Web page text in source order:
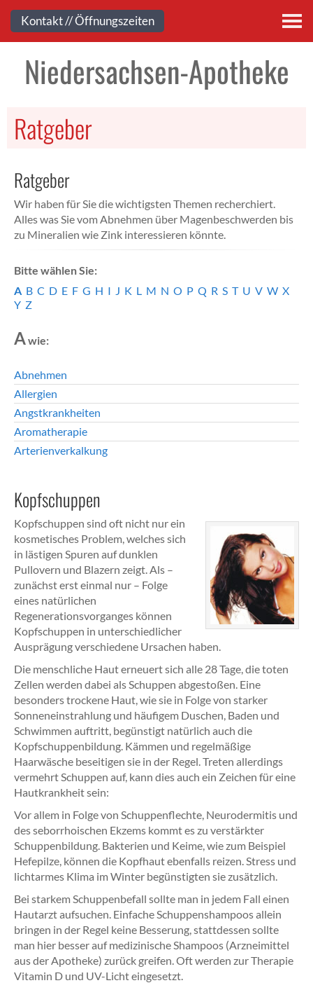
Kontakt
Niedersachsen-Apotheke
Ratgeber
Ratgeber
Wir haben für Sie die wichtigsten Themen recherchiert.
Alles was Sie vom Abnehmen über Magenbeschwerden bis
zu Mineralien wie Zink interessieren könnte.
Bitte wählen Sie:
A B C D E F G H I J K L M N O P Q R S T U V W X
Y Z
Awie:
Abnehmen
Allergien
Angstkrankheiten
Aromatherapie
Arterienverkalkung
Kopfschuppen
Kopfschuppen sind oft nicht nur ein
kosmetisches Problem, welches sich
in lästigen Spuren auf dunklen
Pullovern und Blazern zeigt. Als –
zunächst erst einmal nur – Folge
eines natürlichen
Regenerationsvorganges können
Kopfschuppen in unterschiedlicher
Ausprägung verschiedene Ursachen haben.
Die menschliche Haut erneuert sich alle 28 Tage, die toten
Zellen werden dabei als Schuppen abgestoßen. Eine
besonders trockene Haut, wie sie in Folge von starker
Sonneneinstrahlung und häufigem Duschen, Baden und
Schwimmen auftritt, begünstigt natürlich auch die
Kopfschuppenbildung. Kämmen und regelmäßige
Haarwäsche beseitigen sie in der Regel. Treten allerdings
vermehrt Schuppen auf, kann dies auch ein Zeichen für eine
Hautkrankheit sein:
Vor allem in Folge von Schuppenflechte, Neurodermitis und
des seborrhoischen Ekzems kommt es zu verstärkter
Schuppenbildung. Bakterien und Keime, wie zum Beispiel
Hefepilze, können die Kopfhaut ebenfalls reizen. Stress und
lichtarmes Klima im Winter begünstigten sie zusätzlich.
Bei starkem Schuppenbefall sollte man in jedem Fall einen
Hautarzt aufsuchen. Einfache Schuppenshampoos allein
bringen in der Regel keine Besserung, stattdessen sollte
man hier besser auf medizinische Shampoos (Arzneimittel
aus der Apotheke) zurück greifen. Oft werden zur Therapie
Vitamin D und UV-Licht eingesetzt.
Kontakt // Öffnungszeiten